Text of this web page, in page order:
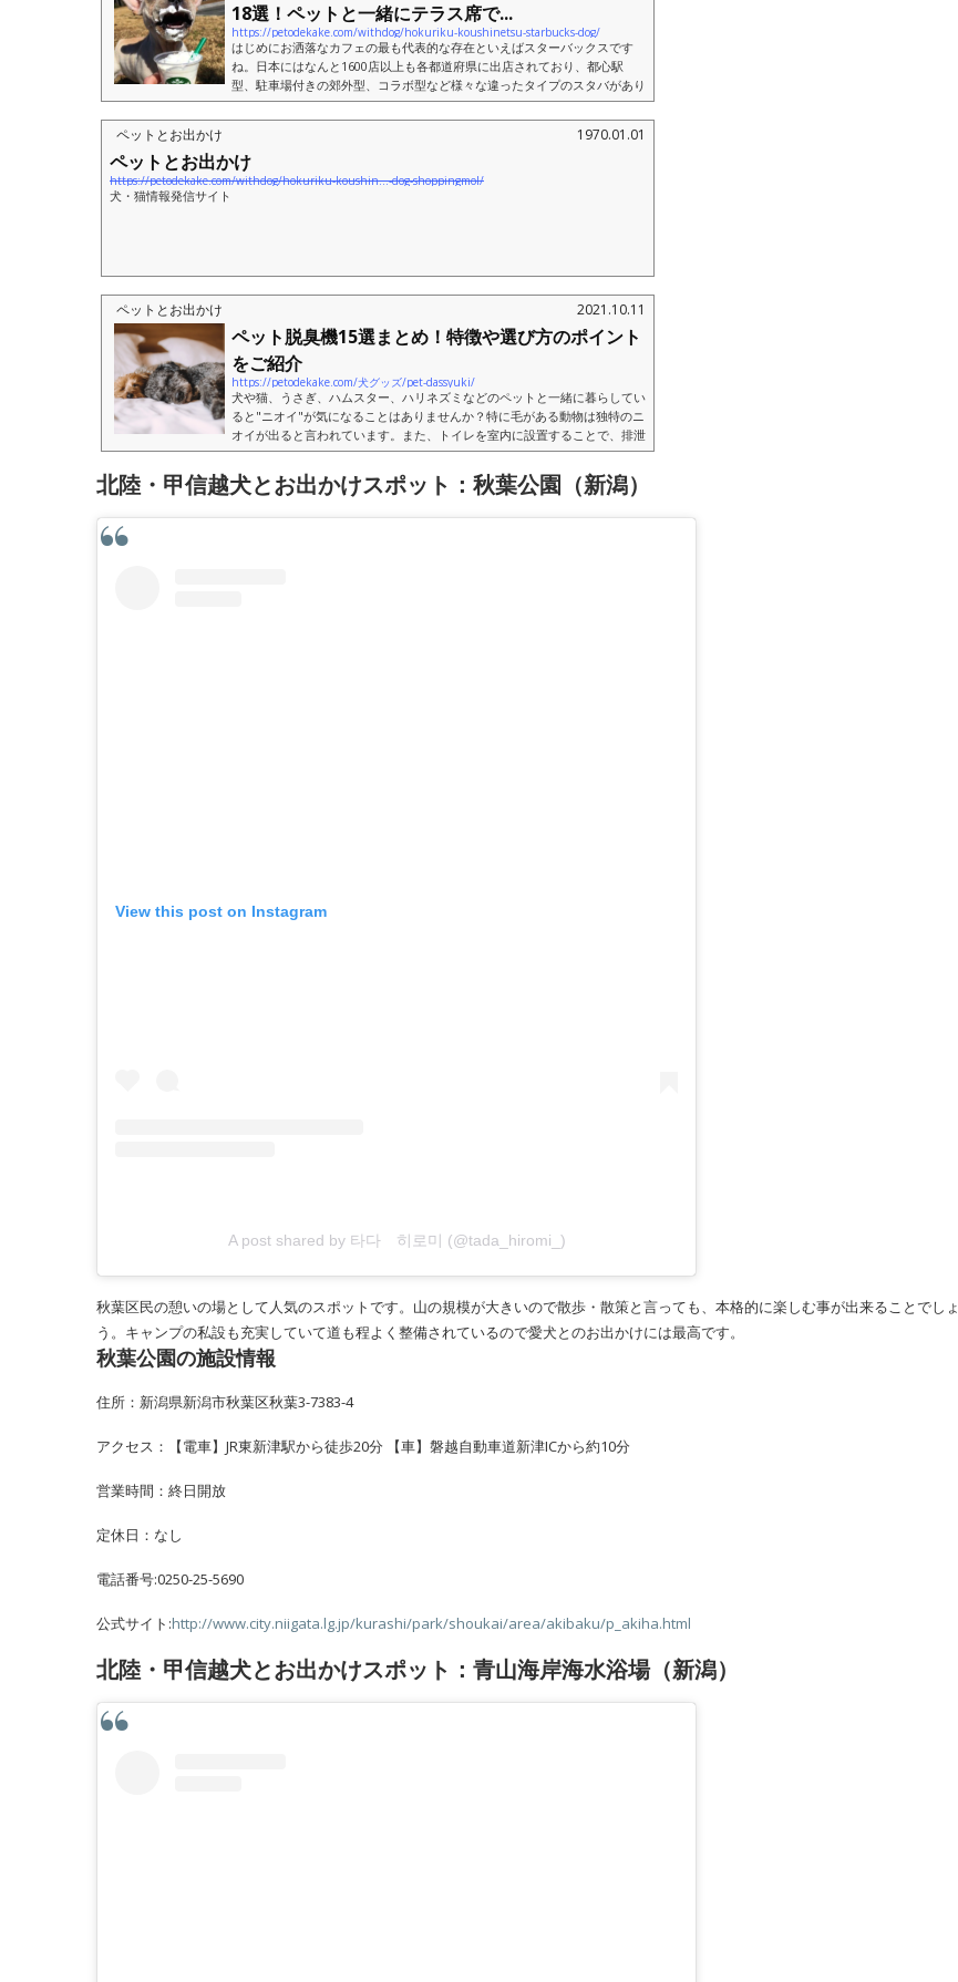
18選！ペットと一緒にテラス席で...
https://petodekake.com/withdog/hokuriku-koushinetsu-starbucks-dog/
はじめにお洒落なカフェの最も代表的な存在といえばスターバックスです
ね。日本にはなんと1600店以上も各都道府県に出店されており、都心駅
型、駐車場付きの郊外型、コラボ型など様々な違ったタイプのスタバがあり
ます。国内のスタバでは店内は公式には基本ペットNG...
ペットとお出かけ 1970.01.01
ペットとお出かけ
https://petodekake.com/withdog/hokuriku-koushin…-dog-shoppingmol/
犬・猫情報発信サイト
ペットとお出かけ 2021.10.11
ペット脱臭機15選まとめ！特徴や選び方のポイント
をご紹介
https://petodekake.com/犬グッズ/pet-dassyuki/
犬や猫、うさぎ、ハムスター、ハリネズミなどのペットと一緒に暮らしてい
ると"ニオイ"が気になることはありませんか？特に毛がある動物は独特のニ
オイが出ると言われています。また、トイレを室内に設置することで、排泄
物から出るアンモニア臭も発生しま...
北陸・甲信越犬とお出かけスポット：秋葉公園（新潟）
View this post on Instagram
A post shared by 타다 히로미 (@tada_hiromi_)
秋葉区民の憩いの場として人気のスポットです。山の規模が大きいので散歩・散策と言っても、本格的に楽しむ事が出来ることでしょ
う。キャンプの私設も充実していて道も程よく整備されているので愛犬とのお出かけには最高です。
秋葉公園の施設情報
住所：新潟県新潟市秋葉区秋葉3-7383-4
アクセス：【電車】JR東新津駅から徒歩20分 【車】磐越自動車道新津ICから約10分
営業時間：終日開放
定休日：なし
電話番号:0250-25-5690
公式サイト:http://www.city.niigata.lg.jp/kurashi/park/shoukai/area/akibaku/p_akiha.html
北陸・甲信越犬とお出かけスポット：青山海岸海水浴場（新潟）